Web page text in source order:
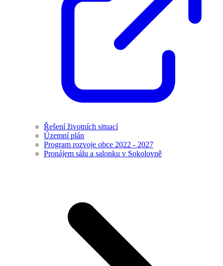
Řešení životních situací
Územní plán
Program rozvoje obce 2022 - 2027
Pronájem sálu a salonku v Sokolovně